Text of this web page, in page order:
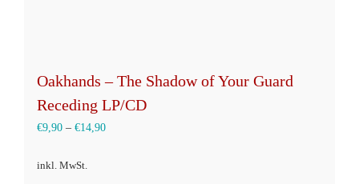
Oakhands – The Shadow of Your Guard
Receding LP/CD
€9,90 – €14,90
inkl. MwSt.